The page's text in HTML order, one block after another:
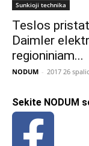
Sunkioji technika
Teslos
Daimler
regioniniam...
NODUM - 2017 26
Sekite NODUM